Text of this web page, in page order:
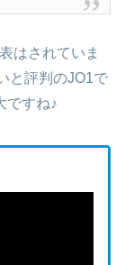
はされていま
と評判のJO1で
ですね♪